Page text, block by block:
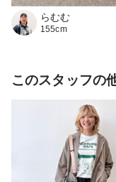
らむむ
155cm
このスタッフの